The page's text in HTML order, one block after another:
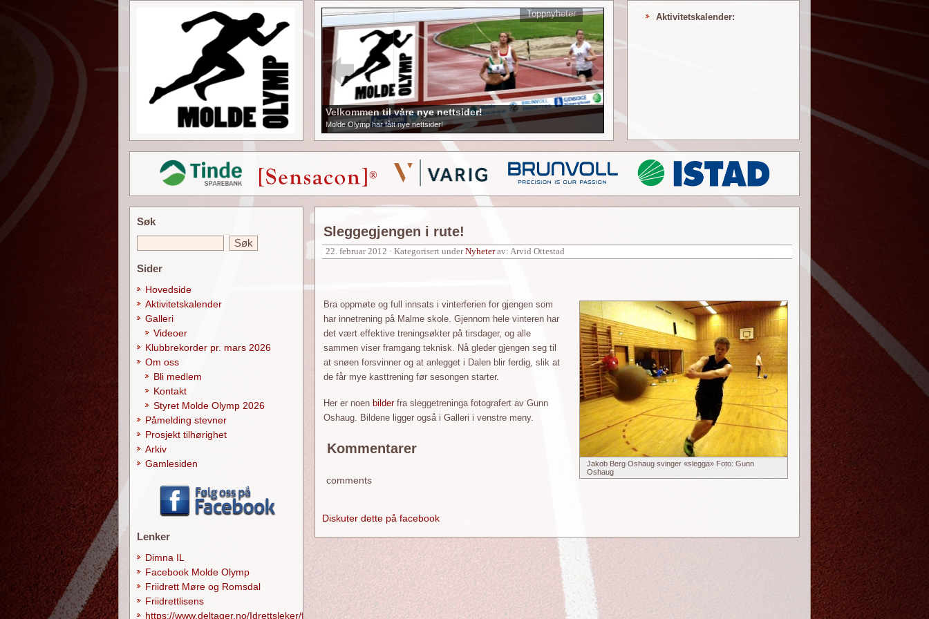
Aktivitetskalender:
Velkommen til våre nye nettsider!
Molde Olymp har fått nye nettsider!
Toppnyheter
Sleggegjengen i rute!
22. februar 2012 · Kategorisert underNyheterav: Arvid Ottestad
Jakob Berg Oshaug svinger «slegga» Foto: Gunn
Oshaug
Bra oppmøte og full innsats i vinterferien for gjengen som
har innetrening på Malme skole. Gjennom hele vinteren har
det vært effektive treningsøkter på tirsdager, og alle
sammen viser framgang teknisk. Nå gleder gjengen seg til
at snøen forsvinner og at anlegget i Dalen blir ferdig, slik at
de får mye kasttrening før sesongen starter.
Her er noen bilderfra sleggetreninga fotografert av Gunn
Oshaug. Bildene ligger også i Galleri i venstre meny.
Kommentarer
comments
Diskuter dette på facebook
Søk
Sider
Hovedside
Aktivitetskalender
Galleri
Videoer
Klubbrekorder pr. mars 2026
Om oss
Bli medlem
Kontakt
Styret Molde Olymp 2026
Påmelding stevner
Prosjekt tilhørighet
Arkiv
Gamlesiden
Lenker
Dimna IL
Facebook Molde Olymp
Friidrett Møre og Romsdal
Friidrettlisens
https://www.deltager.no/Idrettsleker/forside